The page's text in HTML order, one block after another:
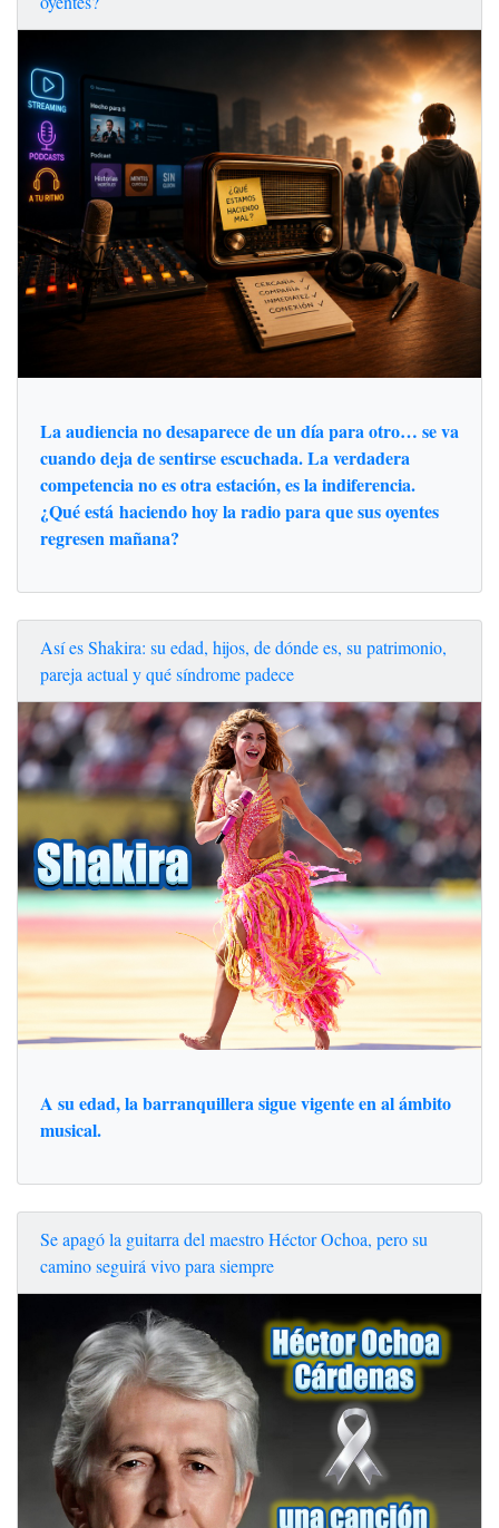
La audiencia no desaparece de un día para otro… se va
cuando deja de sentirse escuchada. La verdadera
competencia no es otra estación, es la indiferencia.
¿Qué está haciendo hoy la radio para que sus oyentes
regresen mañana?
Así es Shakira: su edad, hijos, de dónde es, su patrimonio,
pareja actual y qué síndrome padece
A su edad, la barranquillera sigue vigente en al ámbito
musical.
Se apagó la guitarra del maestro Héctor Ochoa, pero su
camino seguirá vivo para siempre